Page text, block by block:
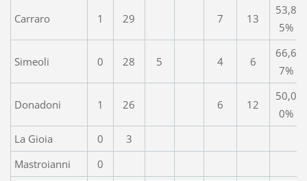
Carraro 1 29 7 13
53,8
5%
Simeoli 0 28 5 4 6
66,6
7%
Donadoni 1 26 6 12
50,0
0%
La Gioia
0
3
Mastroianni
0